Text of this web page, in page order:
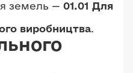
земель — 01.01 Для
виробництва.